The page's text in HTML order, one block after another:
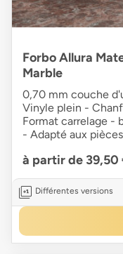
Forbo Allura
Marble
0,70 mm couche
Vinyle plein -
Format carrelage -
- Adapté aux
à partir de 39,50
Différentes versions